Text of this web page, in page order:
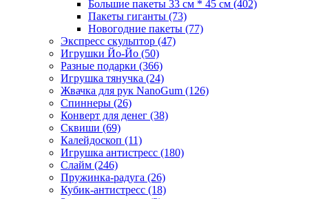
Большие пакеты 33 см * 45 см (402)
Пакеты гиганты (73)
Новогодние пакеты (77)
Экспресс скульптор (47)
Игрушки Йо-Йо (50)
Разные подарки (366)
Игрушка тянучка (24)
Жвачка для рук NanoGum (126)
Спиннеры (26)
Конверт для денег (38)
Сквиши (69)
Калейдоскоп (11)
Игрушка антистресс (180)
Слайм (246)
Пружинка-радуга (26)
Кубик-антистресс (18)